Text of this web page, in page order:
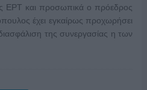
ΕΡΤ και προσωπικά ο πρόεδρος
έχει εγκαίρως προχωρήσει
διασφάλιση της συνεργασίας η των